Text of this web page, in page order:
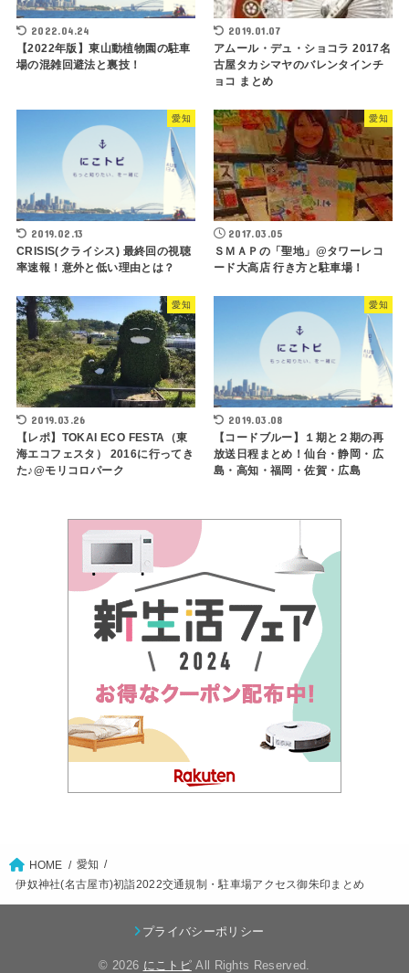
2022.04.24
【2022年版】東山動植物園の駐車
場の混雑回避法と裏技！
2019.01.07
アムール・デュ・ショコラ 2017名
古屋タカシマヤのバレンタインチ
ョコ まとめ
愛知
2019.02.13
CRISIS(クライシス) 最終回の視聴
率速報！意外と低い理由とは？
愛知
2017.03.05
ＳＭＡＰの「聖地」@タワーレコ
ード大高店 行き方と駐車場！
愛知
2019.03.26
【レポ】TOKAI ECO FESTA（東
海エコフェスタ） 2016に行ってき
た♪@モリコロパーク
愛知
2019.03.08
【コードブルー】１期と２期の再
放送日程まとめ！仙台・静岡・広
島・高知・福岡・佐賀・広島
HOME
愛知
伊奴神社(名古屋市)初詣2022交通規制・駐車場アクセス御朱印まとめ
プライバシーポリシー
© 2026 にこトピAll Rights Reserved.